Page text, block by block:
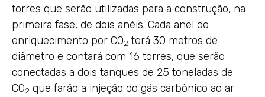
torres que serão utilizadas para a construção, na
primeira fase, de dois anéis. Cada anel de
enriquecimento por CO2 terá 30 metros de
diâmetro e contará com 16 torres, que serão
conectadas a dois tanques de 25 toneladas de
CO2 que farão a injeção do gás carbônico ao ar